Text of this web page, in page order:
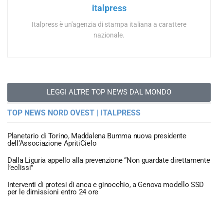
italpress
Italpress è un'agenzia di stampa italiana a carattere
nazionale.
LEGGI ALTRE TOP NEWS DAL MONDO
TOP NEWS NORD OVEST | ITALPRESS
Planetario di Torino, Maddalena Bumma nuova presidente
dell’Associazione ApritiCielo
Dalla Liguria appello alla prevenzione “Non guardate direttamente
l’eclissi”
Interventi di protesi di anca e ginocchio, a Genova modello SSD
per le dimissioni entro 24 ore